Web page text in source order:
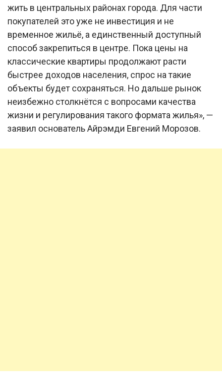
жить в центральных районах города. Для части
покупателей это уже не инвестиция и не
временное жильё, а единственный доступный
способ закрепиться в центре. Пока цены на
классические квартиры продолжают расти
быстрее доходов населения, спрос на такие
объекты будет сохраняться. Но дальше рынок
неизбежно столкнётся с вопросами качества
жизни и регулирования такого формата жилья», —
заявил основатель Айрэмди Евгений Морозов.